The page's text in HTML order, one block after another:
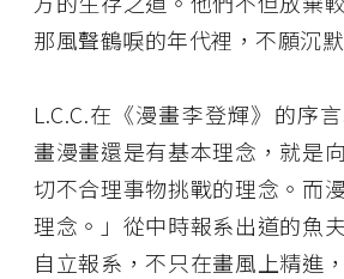
那風聲鶴唳的年代裡，不願沉
L.C.C.在《漫畫李登輝》的序
畫漫畫還是有基本理念，就是
切不合理事物挑戰的理念。而
理念。」從中時報系出道的魚
自立報系，不只在畫風上精進